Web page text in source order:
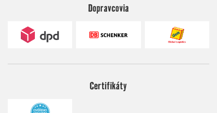
Dopravcovia
Certifikáty